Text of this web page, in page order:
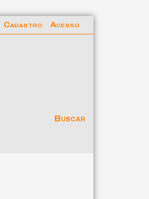
Buscar
Cadastro Acesso